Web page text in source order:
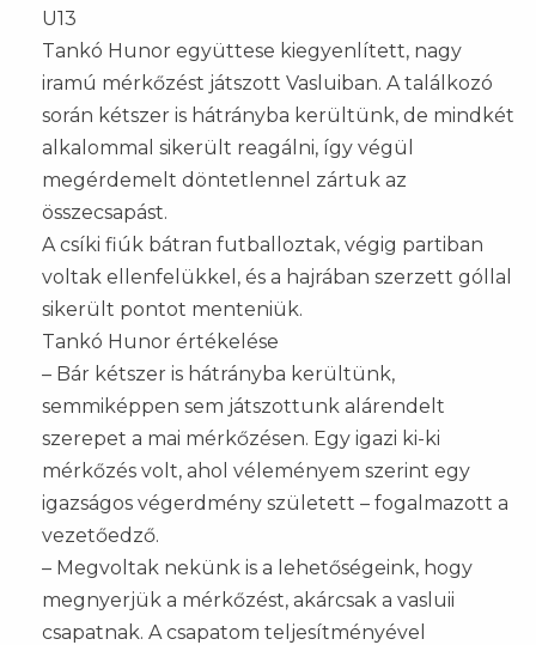
U13
Tankó Hunor együttese kiegyenlített, nagy
iramú mérkőzést játszott Vasluiban. A találkozó
során kétszer is hátrányba kerültünk, de mindkét
alkalommal sikerült reagálni, így végül
megérdemelt döntetlennel zártuk az
összecsapást.
A csíki fiúk bátran futballoztak, végig partiban
voltak ellenfelükkel, és a hajrában szerzett góllal
sikerült pontot menteniük.
Tankó Hunor értékelése
– Bár kétszer is hátrányba kerültünk,
semmiképpen sem játszottunk alárendelt
szerepet a mai mérkőzésen. Egy igazi ki-ki
mérkőzés volt, ahol véleményem szerint egy
igazságos végerdmény született – fogalmazott a
vezetőedző.
– Megvoltak nekünk is a lehetőségeink, hogy
megnyerjük a mérkőzést, akárcsak a vasluii
csapatnak. A csapatom teljesítményével